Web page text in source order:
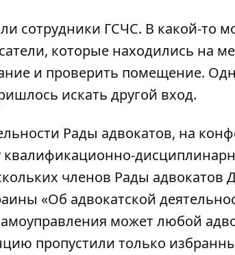
сотрудники ГСЧС. В какой-то
которые находились на
и проверить помещение.
искать другой вход.
Рады адвокатов, на
квалификационно-
членов Рады адвокатов
«Об адвокатской
может любой
пропустили только